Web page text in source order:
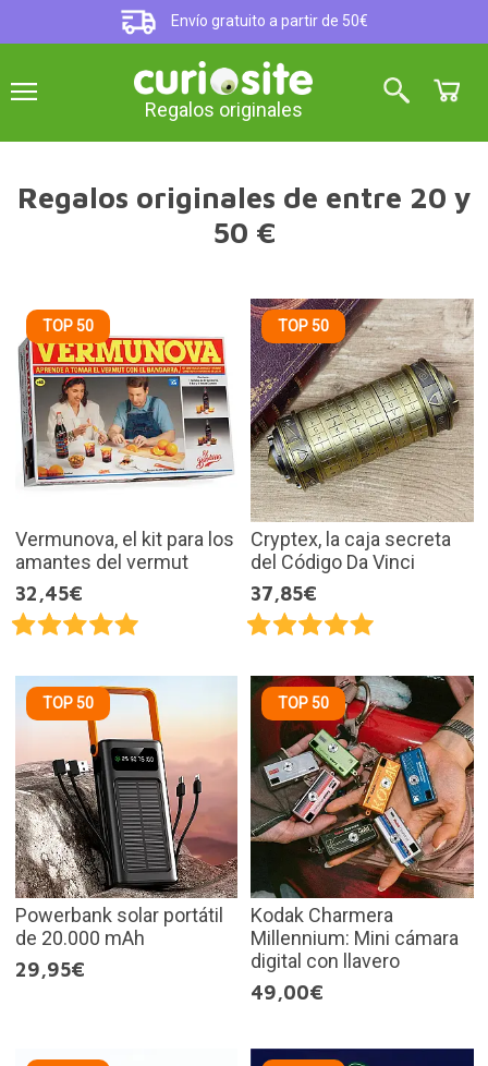
Envío gratuito a partir de 50€
Regalos originales
Regalos originales de entre 20 y
50 €
TOP 50
Vermunova, el kit para los
amantes del vermut
32,45€
TOP 50
Cryptex, la caja secreta
del Código Da Vinci
37,85€
TOP 50
Powerbank solar portátil
de 20.000 mAh
29,95€
TOP 50
Kodak Charmera
Millennium: Mini cámara
digital con llavero
49,00€